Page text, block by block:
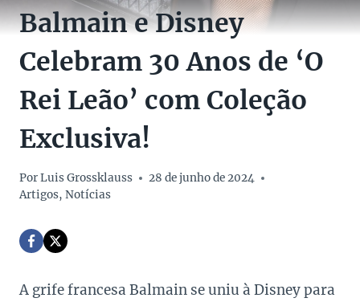
Balmain e Disney
Celebram 30 Anos de ‘O
Rei Leão’ com Coleção
Exclusiva!
PorLuis Grossklauss
28 de junho de 2024
Artigos, Notícias
A grife francesa Balmain se uniu à Disney para